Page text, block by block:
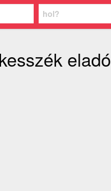
eladó